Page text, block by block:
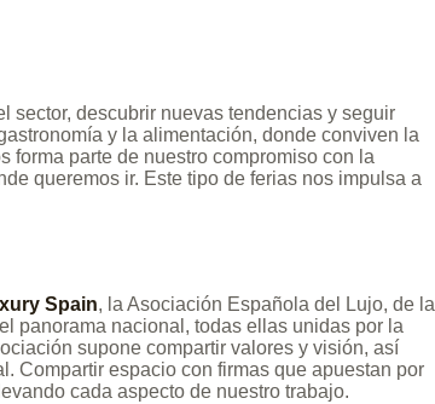
sector, descubrir nuevas tendencias y seguir
y la alimentación, donde conviven la
forma parte de nuestro compromiso con la
queremos ir. Este tipo de ferias nos impulsa a
Spain, la Asociación Española del Lujo, de la
panorama nacional, todas ellas unidas por la
supone compartir valores y visión, así
Compartir espacio con firmas que apuestan por
cada aspecto de nuestro trabajo.